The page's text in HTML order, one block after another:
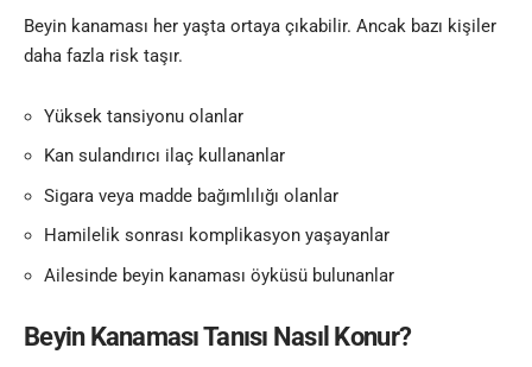
Beyin kanaması her yaşta ortaya çıkabilir. Ancak bazı kişiler
daha fazla risk taşır.
Yüksek tansiyonu olanlar
Kan sulandırıcı ilaç kullananlar
Sigara veya madde bağımlılığı olanlar
Hamilelik sonrası komplikasyon yaşayanlar
Ailesinde beyin kanaması öyküsü bulunanlar
Beyin Kanaması Tanısı Nasıl Konur?